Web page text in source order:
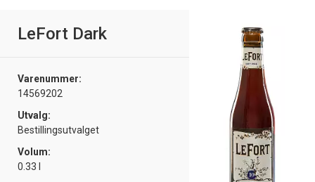
LeFort Dark
Varenummer:
14569202
Utvalg:
Bestillingsutvalget
Volum:
0.33 l